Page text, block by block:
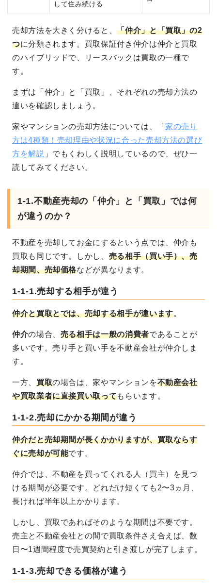
して住み続ける
売却方法を大きく分けると、「仲介」と「買取」の2
つに分類されます。買取保証付き仲介は仲介と買取
のハイブリッドで、リースバックは買取の一種で
す。
まずは「仲介」と「買取」、それぞれの売却方法の
違いを確認しましょう。
家やマンションの売却方法については、「 家の売り
方は4種類！売却理由や状況に合った売却方法の選び
方を解説 」でもくわしく説明しているので、ぜひ一
読してみてください。
1-1.不動産売却の「仲介」と「買取」では何
が違うのか？
不動産を売却してお金にするという点では、仲介も
買取 も同じです。しかし、 売る相手（買い手）、売
却期間、売却価格などが異なります。
1-1-1.売却する相手が違う
仲介と買取とでは、売却する相手が違います。
仲介の場合、 売る相手は一般の消費者であることが
多いです。売り手と買い手を不動産会社が仲介しま
す。
一方、 買取の場合は、家やマンションを不動産会社
や買取業者に直接買い取ってもらいます 。
1-1-2.売却にかかる期間が違う
仲介だと売却期間が長くかかりますが、買取ならす
ぐに売却が可能です。
仲介では、不動産を買ってくれる人（買主）を見つ
ける期間が必要です。どれだけ短くても2〜3ヵ月、
長ければ半年以上かかります。
しかし、買取であればそのような期間は不要です。
売主と不動産会社との間で買取条件さえ合えば、数
日〜1週間程度で売買契約と引き渡しが完了します。
1-1-3.売却できる価格が違う